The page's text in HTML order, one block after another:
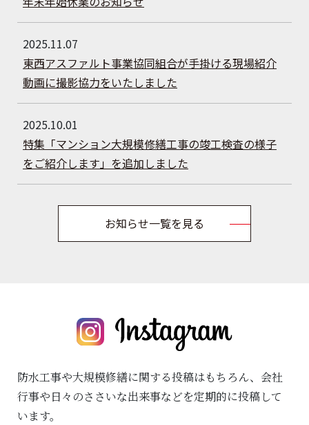
2025.11.07
東西アスファルト事業協同組合が手掛ける現場紹介
動画に撮影協力をいたしました
2025.10.01
特集「マンション大規模修繕工事の竣工検査の様子
をご紹介します」を追加しました
お知らせ一覧を見る
防水工事や大規模修繕に関する投稿はもちろん、 会社
行事や日々のささいな出来事などを定期的に投稿して
います。